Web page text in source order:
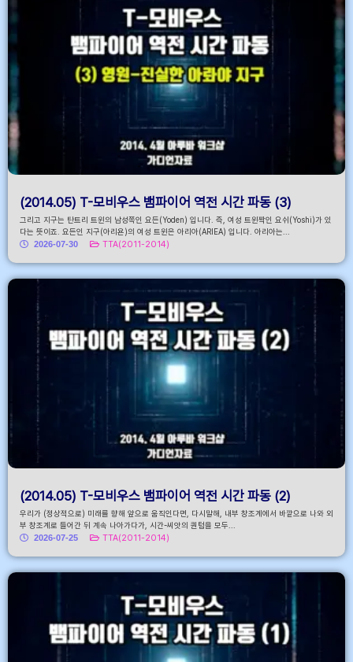
(2014.05) T-모비우스 뱀파이어 역전 시간 파동 (3)
그리고 지구는 탄트리 트윈의 남성쪽인 요든(Yoden) 입니다. 즉, 여성 트윈짝인 요쉬(Yoshi)가 있
다는 뜻이죠. 요든인 지구(아리욘)의 여성 트윈은 아리아(ARIEA) 입니다. 아리아는...
2026-07-30
TTA(2011-2014)
(2014.05) T-모비우스 뱀파이어 역전 시간 파동 (2)
우리가 (정상적으로) 미래를 향해 앞으로 움직인다면, 다시말해, 내부 창조계에서 바깥으로 나와 외
부 창조계로 들어간 뒤 계속 나아가다가, 시간-씨앗의 퀀텀을 모두...
2026-07-25
TTA(2011-2014)